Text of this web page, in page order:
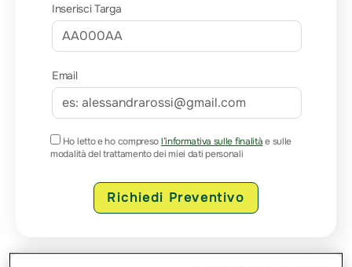
Inserisci Targa
Email
Ho letto e ho compresol’informativa sulle finalitàe sulle
modalità del trattamento dei miei dati personali
Richiedi Preventivo